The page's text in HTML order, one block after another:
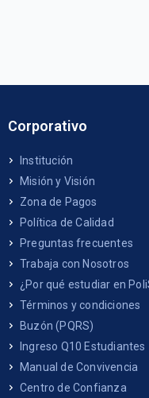
Corporativo
Institución
Misión y Visión
Zona de Pagos
Política de Calidad
Preguntas frecuentes
Trabaja con Nosotros
¿Por qué estudiar en
Términos y condiciones
Buzón (PQRS)
Ingreso Q10 Estudiantes
Manual de Convivencia
Centro de Confianza